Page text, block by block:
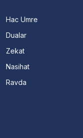
Hac Umre
Dualar
Zekat
Nasihat
Ravda